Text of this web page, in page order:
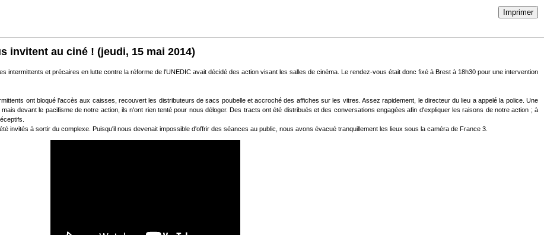
Imprimer
invitent au ciné ! (jeudi, 15 mai 2014)
intermittents et précaires en lutte contre la réforme de l'UNEDIC avait décidé des action visant les salles de cinéma. Le rendez-vous était donc fixé à Brest à 18h30 pour une intervention
ont bloqué l’accès aux caisses, recouvert les distributeurs de sacs poubelle et accroché des affiches sur les vitres. Assez rapidement, le directeur du lieu a appelé la police. Une
devant le pacifisme de notre action, ils n'ont rien tenté pour nous déloger. Des tracts ont été distribués et des conversations engagées afin d'expliquer les raisons de notre action ; à
invités à sortir du complexe. Puisqu'il nous devenait impossible d'offrir des séances au public, nous avons évacué tranquillement les lieux sous la caméra de France 3.